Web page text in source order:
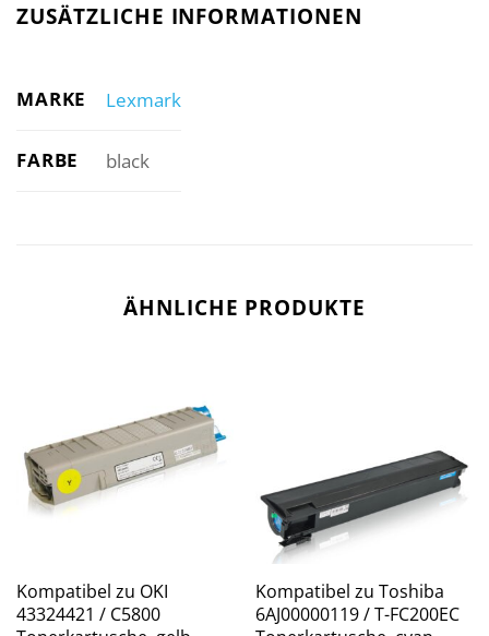
ZUSÄTZLICHE INFORMATIONEN
MARKE Lexmark
FARBE black
ÄHNLICHE PRODUKTE
Kompatibel zu OKI
43324421 / C5800
Kompatibel zu Toshiba
6AJ00000119 / T-FC200EC